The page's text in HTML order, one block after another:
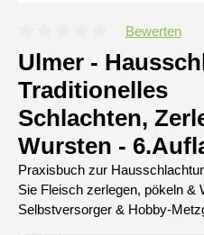
Bewerten
Ulmer -
Traditionelles
Schlachten,
Wursten -
Praxisbuch zur
Sie Fleisch zerlegen, pökeln &
Selbstversorger & Hobby-